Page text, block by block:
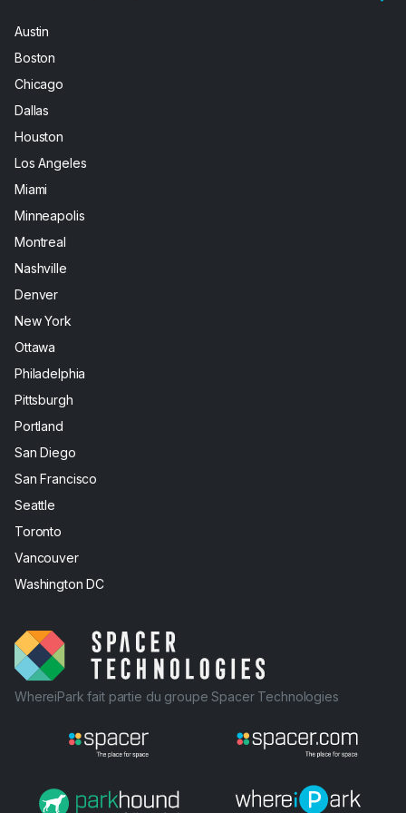
Austin
Boston
Chicago
Dallas
Houston
Los Angeles
Miami
Minneapolis
Montreal
Nashville
Denver
New York
Ottawa
Philadelphia
Pittsburgh
Portland
San Diego
San Francisco
Seattle
Toronto
Vancouver
Washington DC
WhereiPark fait partie du groupe Spacer Technologies